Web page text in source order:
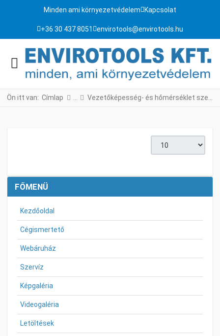
Minden ami környezetvédelem Kapcsolat
+36 30 437 8051 envirotools@envirotools.hu
Ön itt van: Címlap Vezetőképesség- és hőmérséklet szelvényezők
FŐMENÜ
Kezdőoldal
Cégismertető
Webáruház
Szervíz
Képgaléria
Videogaléria
Letöltések